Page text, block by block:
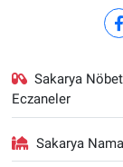
Sakarya
Eczaneler
Sakarya